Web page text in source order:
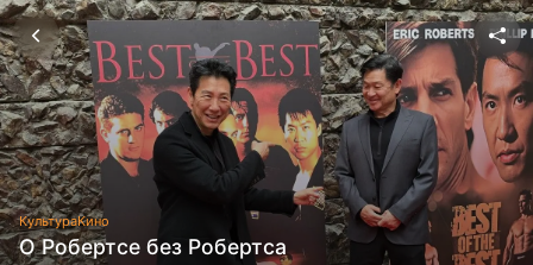
КультураКино
О Робертсе без Робертса